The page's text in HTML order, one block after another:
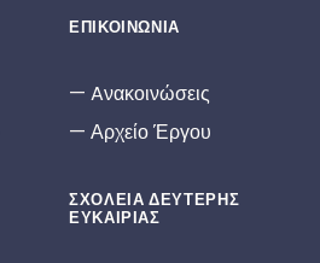
ΕΠΙΚΟΙΝΩΝΙΑ
Aνακοινώσεις
Αρχείο Έργου
ΣΧΟΛΕΙΑ ΔΕΥΤΕΡΗΣ
ΕΥΚΑΙΡΙΑΣ